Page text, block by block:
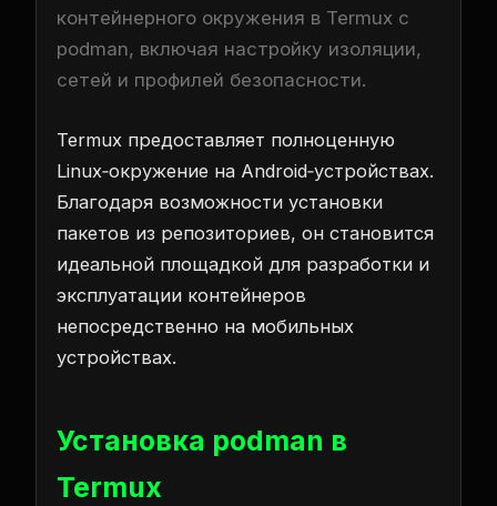
контейнерного окружения в Termux с
podman, включая настройку изоляции,
сетей и профилей безопасности.
Termux предоставляет полноценную
Linux‑окружение на Android‑устройствах.
Благодаря возможности установки
пакетов из репозиториев, он становится
идеальной площадкой для разработки и
эксплуатации контейнеров
непосредственно на мобильных
устройствах.
Установка podman в
Termux